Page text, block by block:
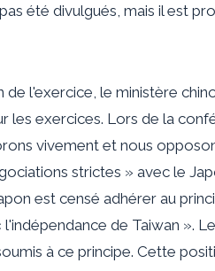
été divulgués, mais il est
de l'exercice, le ministère
les exercices. Lors de la
vivement et nous
strictes » avec le
est censé adhérer au
l'indépendance de Taiwan ».
à ce principe. Cette